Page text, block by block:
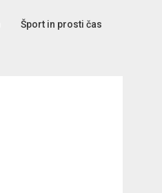
Šport in prosti čas